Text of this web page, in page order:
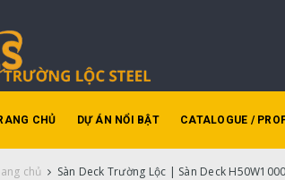
CHỦ DỰ ÁN NỔI BẬT CATALOGUE /
chủ Sàn Deck Trường Lộc | Sàn Deck